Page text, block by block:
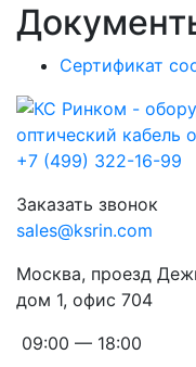
Сертификат
+7 (499) 322-16-99
Заказать звонок
sales@ksrin.com
Москва, проезд
дом 1, офис 704
09:00 — 18:00